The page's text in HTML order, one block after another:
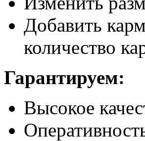
Добавить
количество
Гарантируем:
Высокое